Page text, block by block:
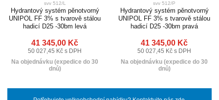
svv 512/L
Hydrantový systém pěnotvorný
UNIPOL FF 3% s tvarově stálou
hadicí D25 -30bm levá
41 345,00 Kč
50 027,45 Kč s DPH
Na objednávku (expedice do 30
dnů)
svv 512/P
Hydrantový systém pěnotvorný
UNIPOL FF 3% s tvarově stálou
hadicí D25 -30bm pravá
41 345,00 Kč
50 027,45 Kč s DPH
Na objednávku (expedice do 30
dnů)